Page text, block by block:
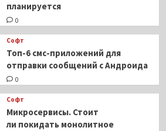
планируется
0
Софт
Топ-6 смс-приложений для
отправки сообщений с Андроида
0
Софт
Микросервисы. Стоит
ли покидать монолитное